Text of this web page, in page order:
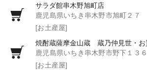
サラダ館串木野旭町店
鹿児島県いちき串木野市旭町２７
[お土産屋]
焼酎蔵薩摩金山蔵 蔵乃仲見世・お
鹿児島県いちき串木野市野下１３
[お土産屋]